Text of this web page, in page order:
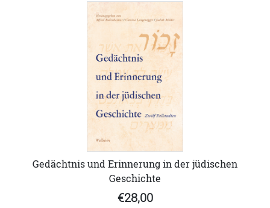
Gedächtnis und Erinnerung in der jüdischen
Geschichte
€28,00